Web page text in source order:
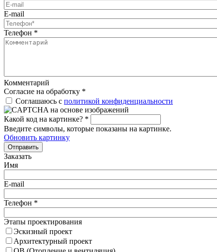
E-mail
Телефон *
Комментарий
Согласие на обработку *
Соглашаюсь с политикой конфиденциальности
Какой код на картинке? *
Введите символы, которые показаны на картинке.
Обновить картинку
Отправить
Заказать
Имя
E-mail
Телефон *
Этапы проектирования
Эскизный проект
Архитектурный проект